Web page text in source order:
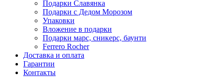
Подарки Славянка
Подарки с Дедом Морозом
Упаковки
Вложение в подарки
Подарки марс, сникерс, баунти
Ferrero Rocher
Доставка и оплата
Гарантии
Контакты